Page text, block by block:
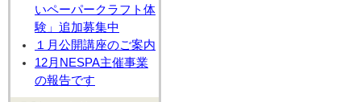
いペーパークラフト体
験」追加募集中
１月公開講座のご案内
12月NESPA主催事業
の報告です